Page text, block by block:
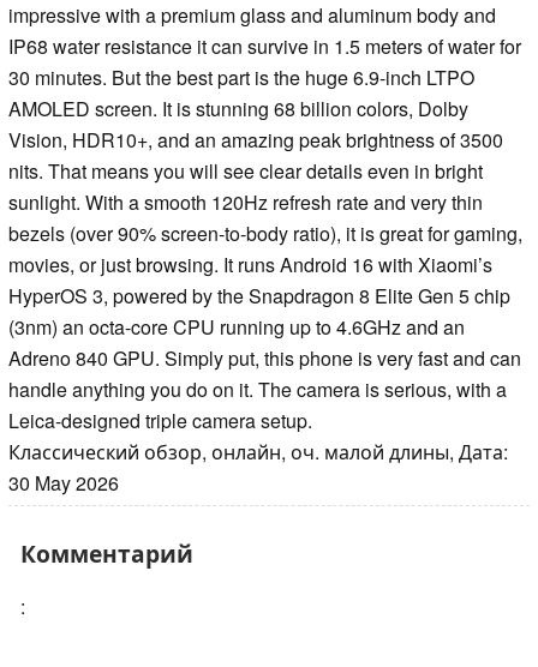
impressive with a premium glass and aluminum body and
IP68 water resistance it can survive in 1.5 meters of water for
30 minutes. But the best part is the huge 6.9-inch LTPO
AMOLED screen. It is stunning 68 billion colors, Dolby
Vision, HDR10+, and an amazing peak brightness of 3500
nits. That means you will see clear details even in bright
sunlight. With a smooth 120Hz refresh rate and very thin
bezels (over 90% screen-to-body ratio), it is great for gaming,
movies, or just browsing. It runs Android 16 with Xiaomi’s
HyperOS 3, powered by the Snapdragon 8 Elite Gen 5 chip
(3nm) an octa-core CPU running up to 4.6GHz and an
Adreno 840 GPU. Simply put, this phone is very fast and can
handle anything you do on it. The camera is serious, with a
Leica-designed triple camera setup.
Классический обзор, онлайн, оч. малой длины, Дата:
30 May 2026
Комментарий
: